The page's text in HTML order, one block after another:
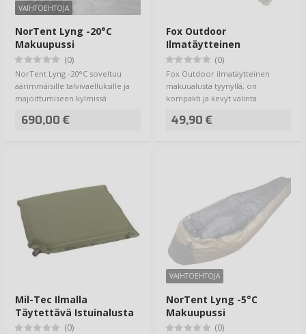
VAIHTOEHTOJA
NorTent Lyng -20°C
Makuupussi
(0)
NorTent Lyng -20°C soveltuu
äärimmäisille talvivaelluksille ja
majoittumiseen kylmissä
690,00 €
Fox Outdoor
Ilmatäytteinen
Makuualusta Tyynyllä
(0)
Fox Outdoor ilmatäytteinen
makuualusta tyynyllä, on
kompakti ja kevyt valinta
49,90 €
Mil-Tec Ilmalla
Täytettävä Istuinalusta
Olive
(0)
VAIHTOEHTOJA
NorTent Lyng -5°C
Makuupussi
(0)